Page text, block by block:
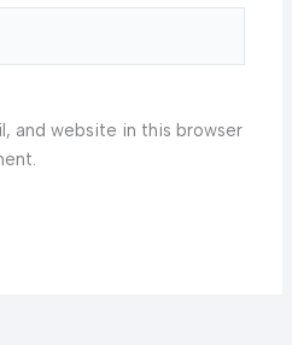
and website in this browser